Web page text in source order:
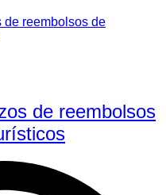
de reembolsos